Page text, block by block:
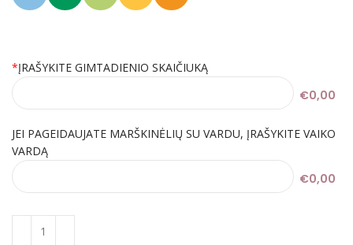
*ĮRAŠYKITE GIMTADIENIO SKAIČIUKĄ
€0,00
JEI PAGEIDAUJATE MARŠKINĖLIŲ SU VARDU, ĮRAŠYKITE VAIKO
VARDĄ
€0,00